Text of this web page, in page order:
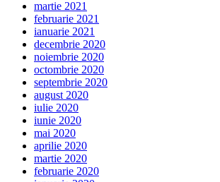
martie 2021
februarie 2021
ianuarie 2021
decembrie 2020
noiembrie 2020
octombrie 2020
septembrie 2020
august 2020
iulie 2020
iunie 2020
mai 2020
aprilie 2020
martie 2020
februarie 2020